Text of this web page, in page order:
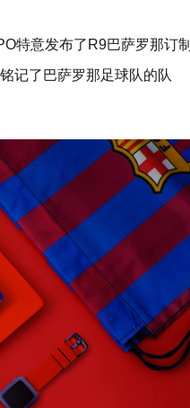
特意发布了R9巴萨罗那订制
记了巴萨罗那足球队的队